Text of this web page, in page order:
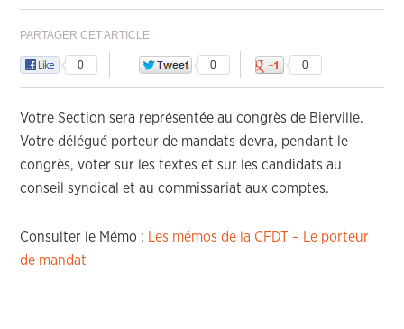
PARTAGER CET ARTICLE
0 0 0
Votre Section sera représentée au congrès de Bierville.
Votre délégué porteur de mandats devra, pendant le
congrès, voter sur les textes et sur les candidats au
conseil syndical et au commissariat aux comptes.
Consulter le Mémo :
Les mémos de la CFDT – Le porteur
de mandat